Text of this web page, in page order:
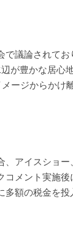
議論されて
が豊かな居心
ージからかけ
アイスショ
メント実施後
額の税金を投